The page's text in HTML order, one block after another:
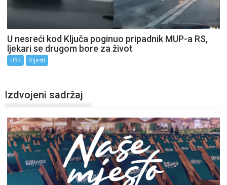
U nesreći kod Ključa poginuo pripadnik MUP-a RS,
ljekari se drugom bore za život
USK Vijesti
Izdvojeni sadržaj